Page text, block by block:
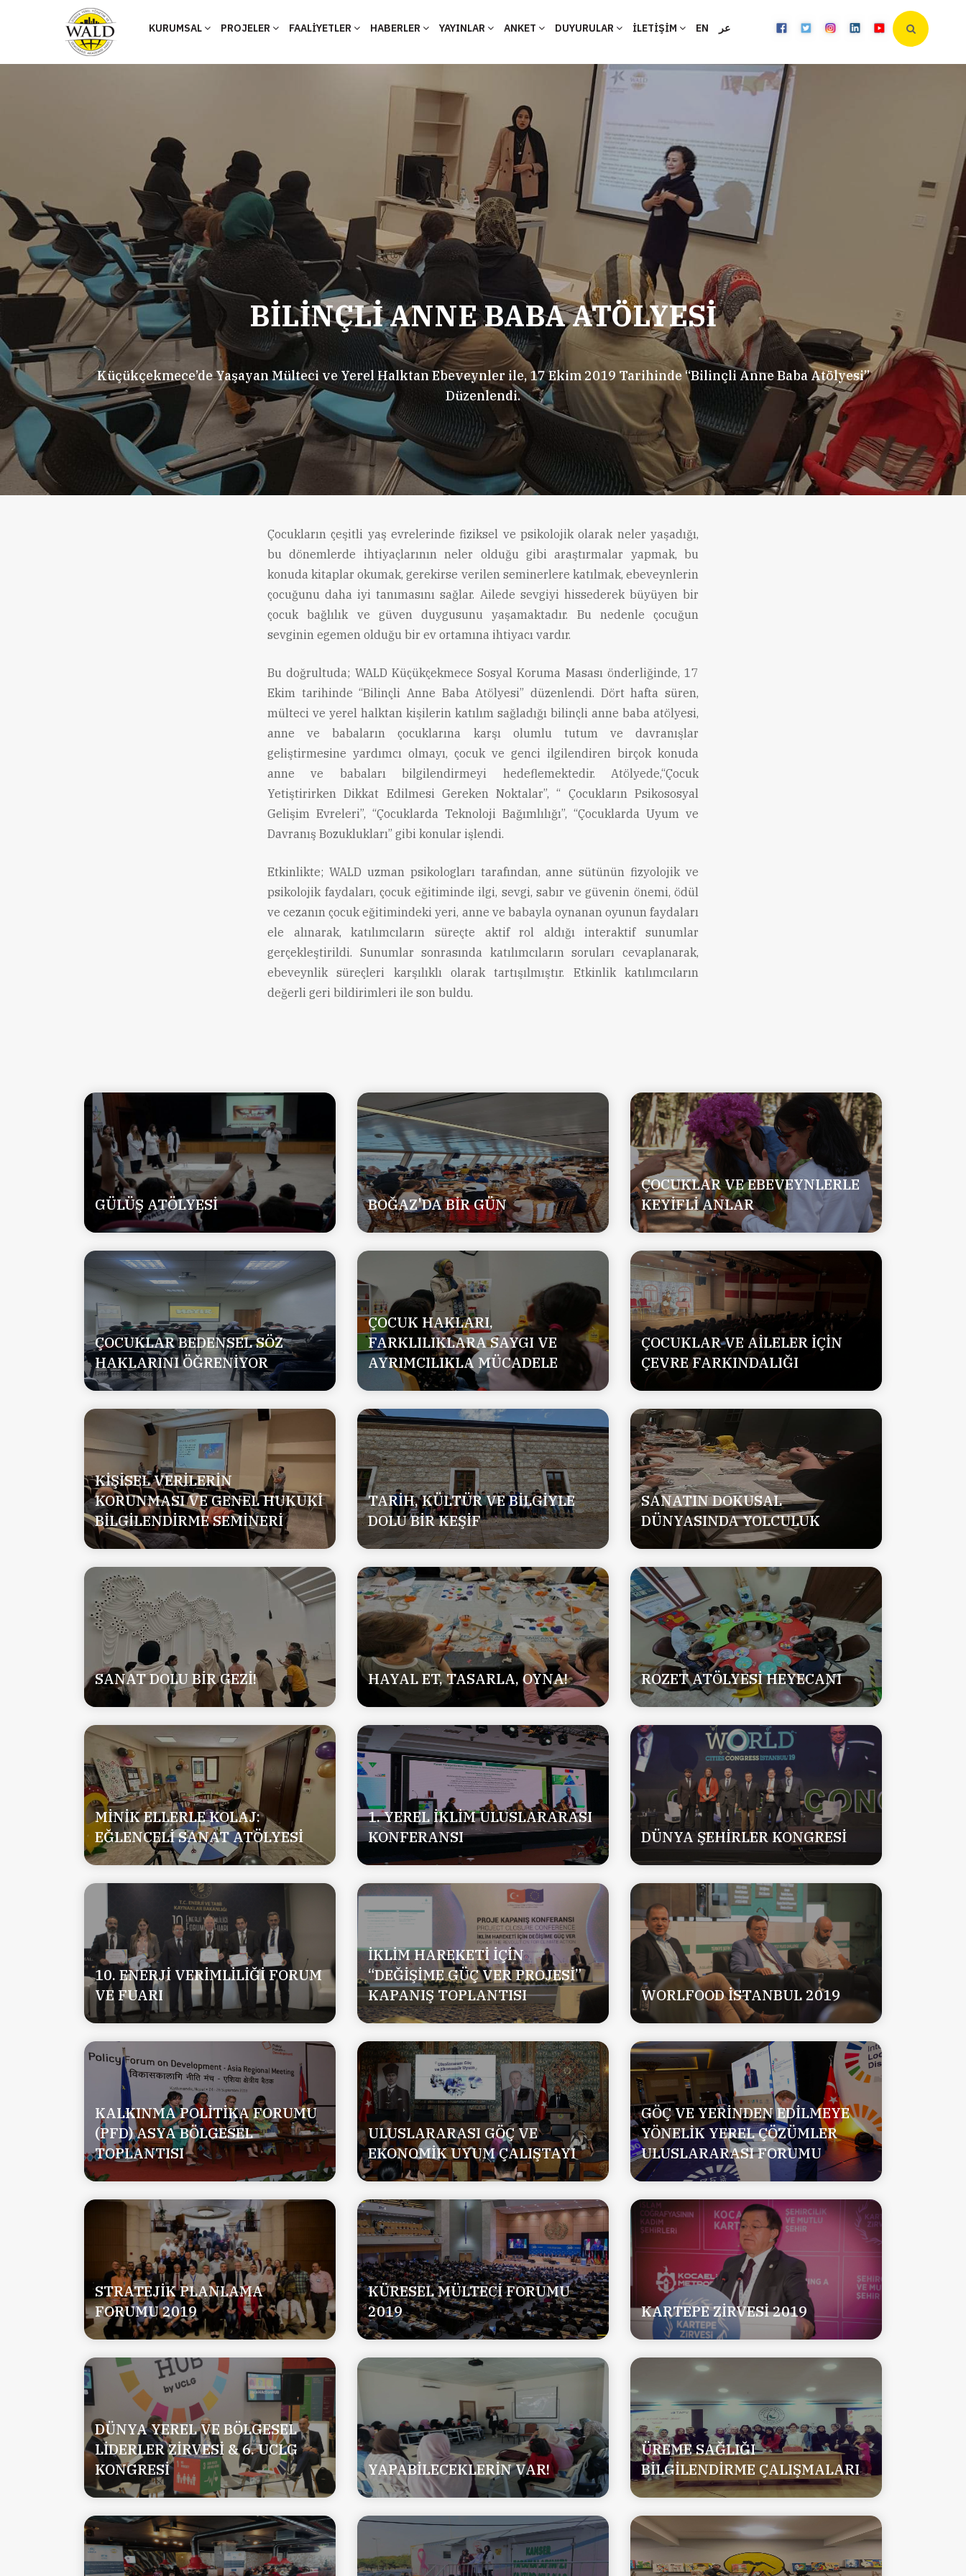
KURUMSAL PROJELER FAALİYETLER HABERLER YAYINLAR ANKET DUYURULAR İLETİŞİM EN عر
BİLİNÇLİ ANNE BABA ATÖLYESİ
Küçükçekmece’de Yaşayan Mülteci ve Yerel Halktan Ebeveynler ile, 17 Ekim 2019 Tarihinde “Bilinçli Anne Baba Atölyesi”
Düzenlendi.
Çocukların çeşitli yaş evrelerinde fiziksel ve psikolojik olarak neler yaşadığı,
bu dönemlerde ihtiyaçlarının neler olduğu gibi araştırmalar yapmak, bu
konuda kitaplar okumak, gerekirse verilen seminerlere katılmak, ebeveynlerin
çocuğunu daha iyi tanımasını sağlar. Ailede sevgiyi hissederek büyüyen bir
çocuk bağlılık ve güven duygusunu yaşamaktadır. Bu nedenle çocuğun
sevginin egemen olduğu bir ev ortamına ihtiyacı vardır.
Bu doğrultuda; WALD Küçükçekmece Sosyal Koruma Masası önderliğinde, 17
Ekim tarihinde “Bilinçli Anne Baba Atölyesi” düzenlendi. Dört hafta süren,
mülteci ve yerel halktan kişilerin katılım sağladığı bilinçli anne baba atölyesi,
anne ve babaların çocuklarına karşı olumlu tutum ve davranışlar
geliştirmesine yardımcı olmayı, çocuk ve genci ilgilendiren birçok konuda
anne ve babaları bilgilendirmeyi hedeflemektedir. Atölyede,“Çocuk
Yetiştirirken Dikkat Edilmesi Gereken Noktalar”, “ Çocukların Psikososyal
Gelişim Evreleri”, “Çocuklarda Teknoloji Bağımlılığı”, “Çocuklarda Uyum ve
Davranış Bozuklukları” gibi konular işlendi.
Etkinlikte; WALD uzman psikologları tarafından, anne sütünün fizyolojik ve
psikolojik faydaları, çocuk eğitiminde ilgi, sevgi, sabır ve güvenin önemi, ödül
ve cezanın çocuk eğitimindeki yeri, anne ve babayla oynanan oyunun faydaları
ele alınarak, katılımcıların süreçte aktif rol aldığı interaktif sunumlar
gerçekleştirildi. Sunumlar sonrasında katılımcıların soruları cevaplanarak,
ebeveynlik süreçleri karşılıklı olarak tartışılmıştır. Etkinlik katılımcıların
değerli geri bildirimleri ile son buldu.
GÜLÜŞ ATÖLYESİ BOĞAZ'DA BİR GÜN
ÇOCUKLAR VE EBEVEYNLERLE
KEYİFLİ ANLAR
ÇOCUKLAR BEDENSEL SÖZ
HAKLARINI ÖĞRENİYOR
ÇOCUK HAKLARI,
FARKLILIKLARA SAYGI VE
AYRIMCILIKLA MÜCADELE
ÇOCUKLAR VE AİLELER İÇİN
ÇEVRE FARKINDALIĞI
KİŞİSEL VERİLERİN
KORUNMASI VE GENEL HUKUKİ
BİLGİLENDİRME SEMİNERİ
TARİH, KÜLTÜR VE BİLGİYLE
DOLU BİR KEŞİF
SANATIN DOKUSAL
DÜNYASINDA YOLCULUK
SANAT DOLU BİR GEZİ! HAYAL ET, TASARLA, OYNA! ROZET ATÖLYESİ HEYECANI
MİNİK ELLERLE KOLAJ:
EĞLENCELİ SANAT ATÖLYESİ
1. YEREL İKLİM ULUSLARARASI
KONFERANSI
DÜNYA ŞEHİRLER KONGRESİ
10. ENERJİ VERİMLİLİĞİ FORUM
VE FUARI
İKLİM HAREKETİ İÇİN
“DEĞİŞİME GÜÇ VER PROJESİ”
KAPANIŞ TOPLANTISI
WORLFOOD İSTANBUL 2019
KALKINMA POLİTİKA FORUMU
(PFD) ASYA BÖLGESEL
TOPLANTISI
ULUSLARARASI GÖÇ VE
EKONOMİK UYUM ÇALIŞTAYI
GÖÇ VE YERİNDEN EDİLMEYE
YÖNELİK YEREL ÇÖZÜMLER
ULUSLARARASI FORUMU
STRATEJİK PLANLAMA
FORUMU 2019
KÜRESEL MÜLTECİ FORUMU
2019
KARTEPE ZİRVESİ 2019
DÜNYA YEREL VE BÖLGESEL
LİDERLER ZİRVESİ & 6. UCLG
KONGRESİ
YAPABİLECEKLERİN VAR!
ÜREME SAĞLIĞI
BİLGİLENDİRME ÇALIŞMALARI